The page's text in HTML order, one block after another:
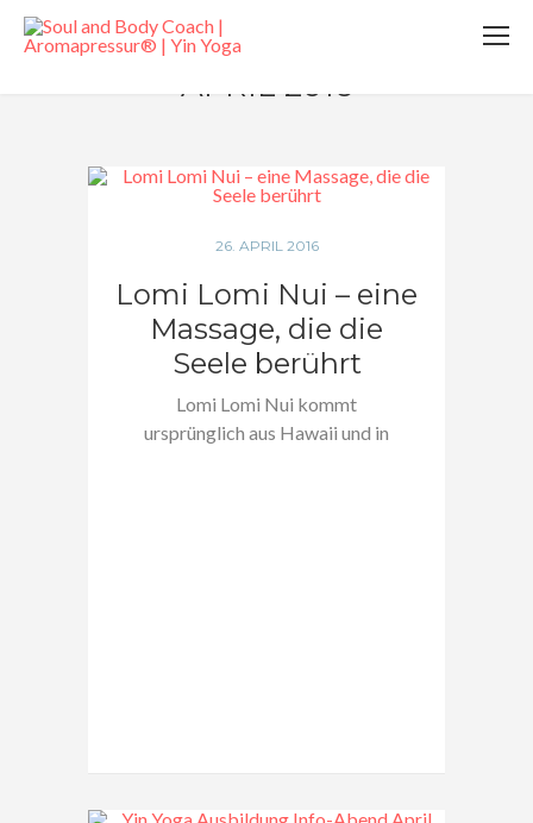
APRIL 2016
26. APRIL 2016
Lomi Lomi Nui – eine
Massage, die die
Seele berührt
Lomi Lomi Nui kommt
ursprünglich aus Hawaii und in